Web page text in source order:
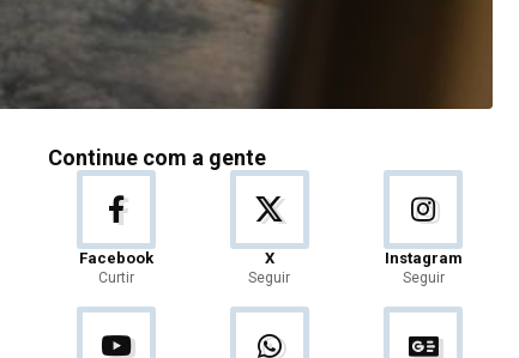
Continue com a gente
Facebook
Curtir
X
Seguir
Instagram
Seguir